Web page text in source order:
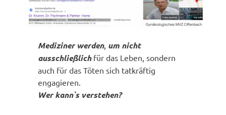
Mediziner werden, um nicht
ausschließlichfür das Leben, sondern
auch für das Töten sich tatkräftig
engagieren.
Wer kann`s verstehen?